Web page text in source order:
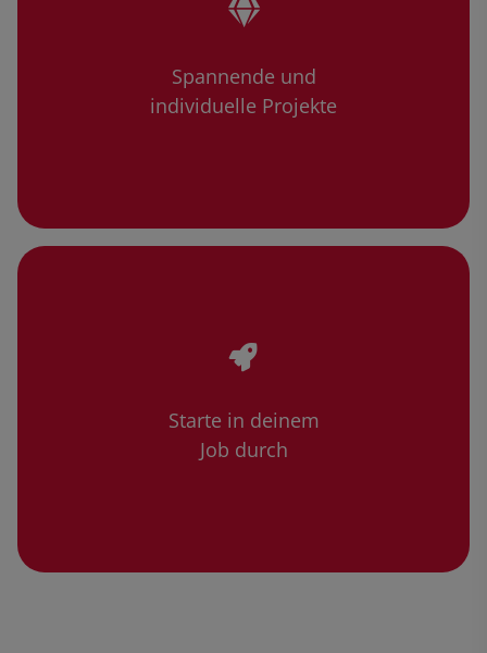
Spannende und
individuelle Projekte
Starte in deinem
Job durch